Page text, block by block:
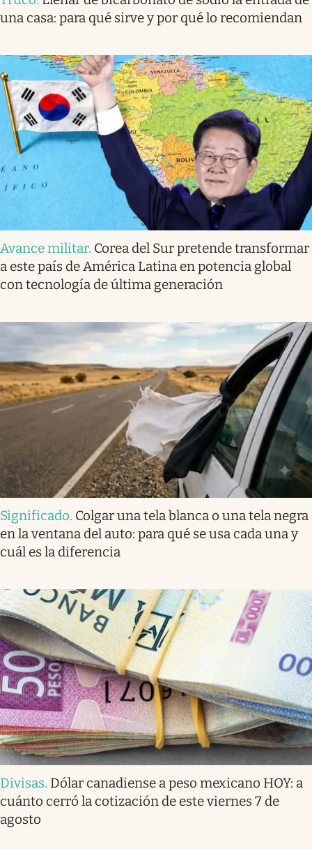
una casa: para qué sirve y por qué lo recomiendan
Avance militar. Corea del Sur pretende transformar
a este país de América Latina en potencia global
con tecnología de última generación
Significado. Colgar una tela blanca o una tela negra
en la ventana del auto: para qué se usa cada una y
cuál es la diferencia
Divisas. Dólar canadiense a peso mexicano HOY: a
cuánto cerró la cotización de este viernes 7 de
agosto